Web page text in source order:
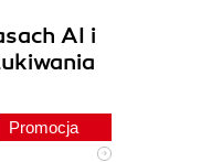
AI i
Promocja